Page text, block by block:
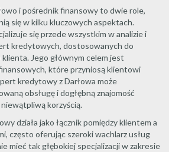
i pośrednik finansowy to dwie role,
się w kilku kluczowych aspektach.
się przede wszystkim w analizie i
kredytowych, dostosowanych do
Jego głównym celem jest
które przyniosą klientowi
kredytowy z Darłowa może
obsługę i dogłębną znajomość
korzyścią.
działa jako łącznik pomiędzy klientem a
często oferując szeroki wachlarz usług
mieć tak głębokiej specjalizacji w zakresie